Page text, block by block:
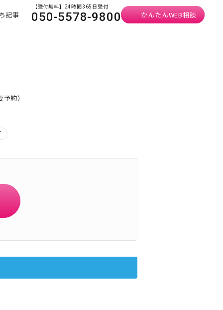
記事
【受付無料】24時間365日受付
050-5578-9800 かんたんWEB相談
約）